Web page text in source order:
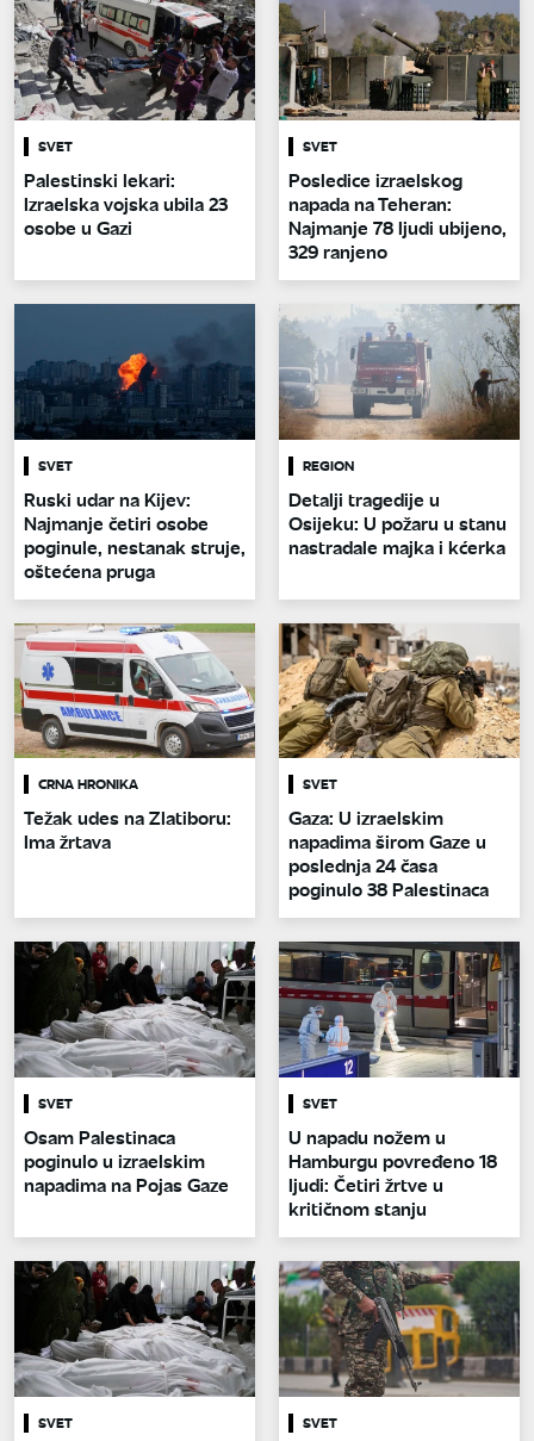
SVET
Palestinski lekari:
Izraelska vojska ubila 23
osobe u Gazi
SVET
Posledice izraelskog
napada na Teheran:
Najmanje 78 ljudi ubijeno,
329 ranjeno
SVET
Ruski udar na Kijev:
Najmanje četiri osobe
poginule, nestanak struje,
oštećena pruga
REGION
Detalji tragedije u
Osijeku: U požaru u stanu
nastradale majka i kćerka
CRNA HRONIKA
Težak udes na Zlatiboru:
Ima žrtava
SVET
Gaza: U izraelskim
napadima širom Gaze u
poslednja 24 časa
poginulo 38 Palestinaca
SVET
Osam Palestinaca
poginulo u izraelskim
napadima na Pojas Gaze
SVET
U napadu nožem u
Hamburgu povređeno 18
ljudi: Četiri žrtve u
kritičnom stanju
SVET SVET